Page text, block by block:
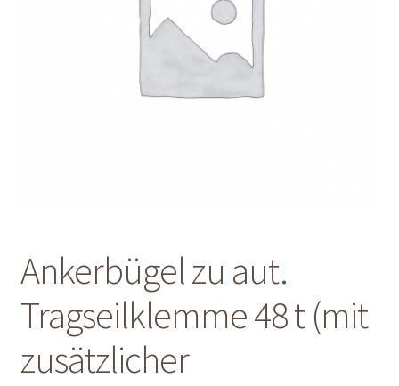
Warenkorb
Ankerbügel zu aut.
Tragseilklemme 48 t (mit
zusätzlicher